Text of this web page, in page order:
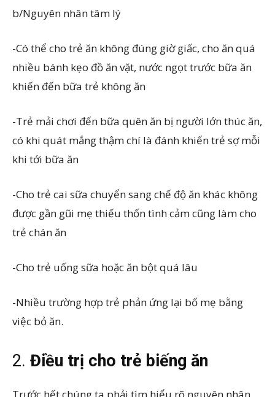
b/Nguyên nhân tâm lý
-Có thể cho trẻ ăn không đúng giờ giấc, cho ăn quá
nhiều bánh kẹo đồ ăn vặt, nước ngọt trước bữa ăn
khiến đến bữa trẻ không ăn
-Trẻ mải chơi đến bữa quên ăn bị người lớn thúc ăn,
có khi quát mắng thậm chí là đánh khiến trẻ sợ mỗi
khi tới bữa ăn
-Cho trẻ cai sữa chuyển sang chế độ ăn khác không
được gần gũi mẹ thiếu thốn tình cảm cũng làm cho
trẻ chán ăn
-Cho trẻ uống sữa hoặc ăn bột quá lâu
-Nhiều trường hợp trẻ phản ứng lại bố mẹ bằng
việc bỏ ăn.
2. Điều trị cho trẻ biếng ăn